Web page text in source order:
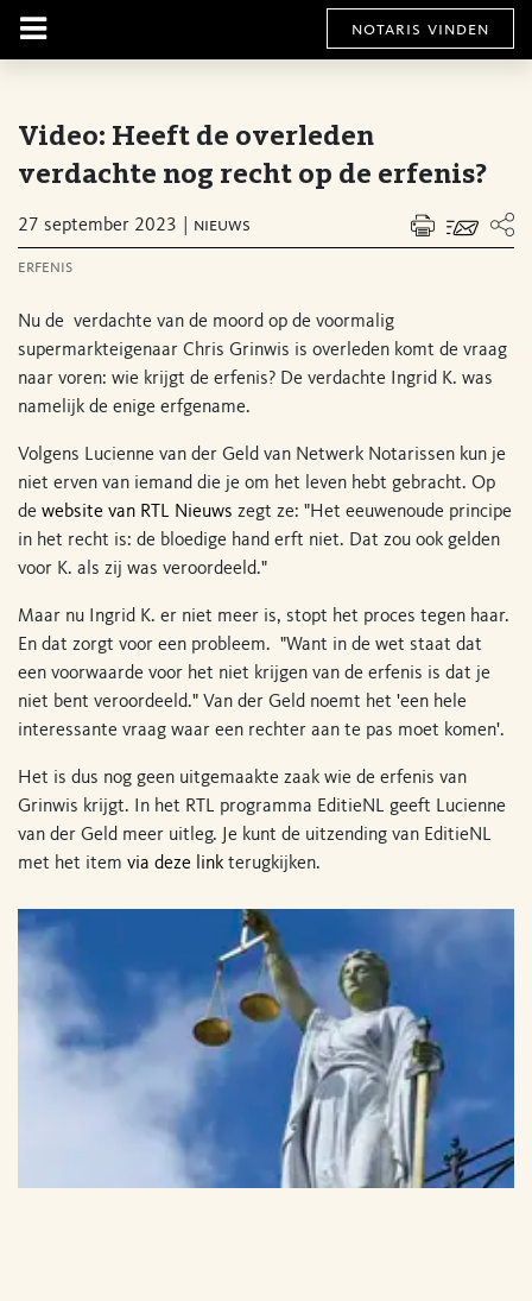
notaris vinden
Video: Heeft de overleden
verdachte nog recht op de erfenis?
27 september 2023 nieuws
erfenis
Nu de verdachte van de moord op de voormalig
supermarkteigenaar Chris Grinwis is overleden komt de vraag
naar voren: wie krijgt de erfenis? De verdachte Ingrid K. was
namelijk de enige erfgename.
Volgens Lucienne van der Geld van Netwerk Notarissen kun je
niet erven van iemand die je om het leven hebt gebracht. Op
de website van RTL Nieuws zegt ze: "Het eeuwenoude principe
in het recht is: de bloedige hand erft niet. Dat zou ook gelden
voor K. als zij was veroordeeld."
Maar nu Ingrid K. er niet meer is, stopt het proces tegen haar.
En dat zorgt voor een probleem. "Want in de wet staat dat
een voorwaarde voor het niet krijgen van de erfenis is dat je
niet bent veroordeeld." Van der Geld noemt het 'een hele
interessante vraag waar een rechter aan te pas moet komen'.
Het is dus nog geen uitgemaakte zaak wie de erfenis van
Grinwis krijgt. In het RTL programma EditieNL geeft Lucienne
van der Geld meer uitleg. Je kunt de uitzending van EditieNL
met het item via deze link terugkijken.